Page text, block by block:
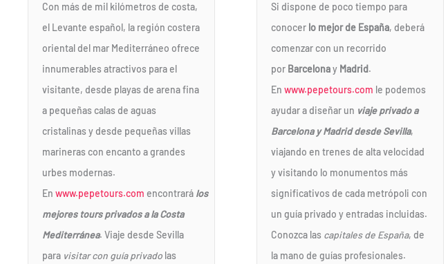
Con más de mil kilómetros de costa,
el Levante español, la región costera
oriental del mar Mediterráneo ofrece
innumerables atractivos para el
visitante, desde playas de arena fina
a pequeñas calas de aguas
cristalinas y desde pequeñas villas
marineras con encanto a grandes
urbes modernas.
En www.pepetours.com encontrará los
mejores tours privados a la Costa
Mediterránea. Viaje desde Sevilla
para visitar con guía privado las
Si dispone de poco tiempo para
conocer lo mejor de España, deberá
comenzar con un recorrido
por Barcelonay Madrid.
En www.pepetours.com le podemos
ayudar a diseñar un viaje privado a
Barcelona y Madrid desde Sevilla,
viajando en trenes de alta velocidad
y visitando lo monumentos más
significativos de cada metrópoli con
un guía privado y entradas incluidas.
Conozca las capitales de España, de
la mano de guías profesionales.